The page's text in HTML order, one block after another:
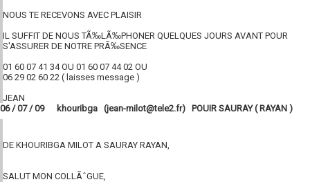
NOUS TE RECEVONS AVEC PLAISIR
IL SUFFIT DE NOUS TÃ‰LÃ‰PHONER QUELQUES JOURS AVANT POUR
S'ASSURER DE NOTRE PRÃ‰SENCE
01 60 07 41 34 OU 01 60 07 44 02 OU
06 29 02 60 22 ( laisses message )
JEAN
06 / 07 / 09 khouribga (jean-milot@tele2.fr) POUIR SAURAY ( RAYAN )
DE KHOURIBGA MILOT A SAURAY RAYAN,
SALUT MON COLLÃˆGUE,